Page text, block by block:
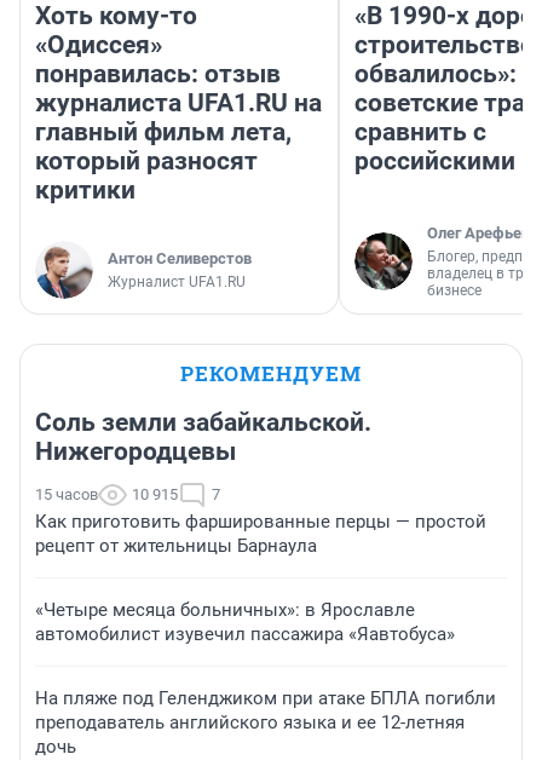
Хоть кому-то
«Одиссея»
понравилась: отзыв
журналиста UFA1.RU на
главный фильм лета,
который разносят
критики
Антон Селиверстов
Журналист UFA1.RU
«В 1990-х
строительство
обвалилось»:
советские
сравнить с
российскими
Олег Арефьев
Блогер,
владелец в
бизнесе
РЕКОМЕНДУЕМ
Соль земли забайкальской.
Нижегородцевы
15 часов 10 915 7
Как приготовить фаршированные перцы — простой
рецепт от жительницы Барнаула
«Четыре месяца больничных»: в Ярославле
автомобилист изувечил пассажира «Яавтобуса»
На пляже под Геленджиком при атаке БПЛА погибли
преподаватель английского языка и ее 12-летняя
дочь